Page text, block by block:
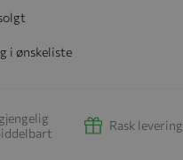
i ønskeliste
Rask levering